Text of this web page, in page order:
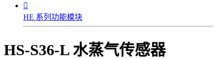

HE 系列功能模块
HS-S36-L 水蒸气传感器